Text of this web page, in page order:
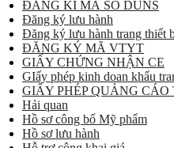
ĐĂNG KÍ MÃ SỐ DUNS
Đăng ký lưu hành
Đăng ký lưu hành trang thiết
ĐĂNG KÝ MÃ VTYT
GIẤY CHỨNG NHẬN CE
GIấy phép kinh doan khẩu
GIẤY PHÉP QUẢNG CÁO
Hải quan
Hồ sơ công bố Mỹ phẩm
Hồ sơ lưu hành